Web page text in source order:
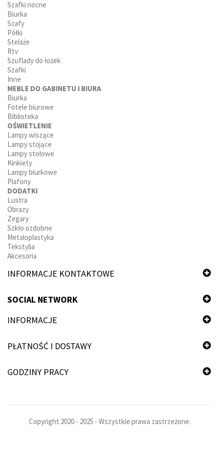
Szafki nocne
Biurka
Szafy
Półki
Stelaże
Rtv
Szuflady do łożek
Szafki
Inne
MEBLE DO GABINETU I BIURA
Biurka
Fotele biurowe
Biblioteka
OŚWIETLENIE
Lampy wiszące
Lampy stojące
Lampy stołowe
Kinkiety
Lampy biurkowe
Plafony
DODATKI
Lustra
Obrazy
Zegary
Szkło ozdobne
Metaloplastyka
Tekstylia
Akcesoria
INFORMACJE KONTAKTOWE
SOCIAL NETWORK
INFORMACJE
PŁATNOŚĆ I DOSTAWY
GODZINY PRACY
Copyright 2020 - 2025 - Wszystkie prawa zastrzeżone.